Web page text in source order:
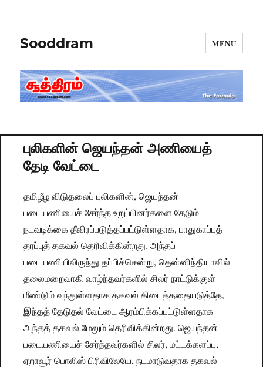
Sooddram MENU
புலிகளின் ஜெயந்தன் அணியைத்
தேடி வேட்டை
தமிழீழ விடுதலைப் புலிகளின், ஜெயந்தன்
படையணியைச் சேர்ந்த உறுப்பினர்களை தேடும்
நடவடிக்கை தீவிரப்படுத்தப்பட்டுள்ளதாக, பாதுகாப்புத்
தரப்புத் தகவல் தெரிவிக்கின்றது. அந்தப்
படையணியிலிருந்து தப்பிச்சென்று, தென்னிந்தியாவில்
தலைமறைவாகி வாழ்ந்தவர்களில் சிலர் நாட்டுக்குள்
மீண்டும் வந்துள்ளதாக தகவல் கிடைத்ததையடுத்தே,
இந்தத் தேடுதல் வேட்டை ஆரம்பிக்கப்பட்டுள்ளதாக
அந்தத் தகவல் மேலும் தெரிவிக்கின்றது. ஜெயந்தன்
படையணியைச் சேர்ந்தவர்களில் சிலர், மட்டக்களப்பு,
ஏறாவூர் பொலிஸ் பிரிவிலேயே, நடமாடுவதாக தகவல்